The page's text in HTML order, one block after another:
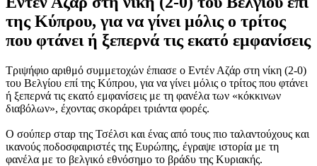
της Κύπρου, για να γίνει μόλις ο τρίτος
που φτάνει ή ξεπερνά τις εκατό εμφανίσεις
Τριψήφιο αριθμό συμμετοχών έπιασε ο Εντέν Αζάρ στη νίκη (2-0)
του Βελγίου επί της Κύπρου, για να γίνει μόλις ο τρίτος που φτάνει
ή ξεπερνά τις εκατό εμφανίσεις με τη φανέλα των «κόκκινων
διαβόλων», έχοντας σκοράρει τριάντα φορές.
Ο σούπερ σταρ της Τσέλσι και ένας από τους πιο ταλαντούχους και
ικανούς ποδοσφαιριστές της Ευρώπης, έγραψε ιστορία με τη
φανέλα με το βελγικό εθνόσημο το βράδυ της Κυριακής.